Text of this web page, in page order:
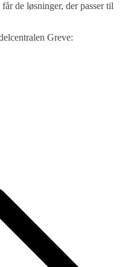
de løsninger, der passer til
Greve: